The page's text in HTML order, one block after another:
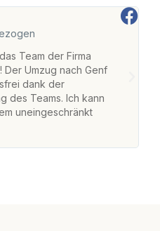
Team der Firma
Der Umzug nach Genf
dank der
des Teams. Ich kann
uneingeschränkt